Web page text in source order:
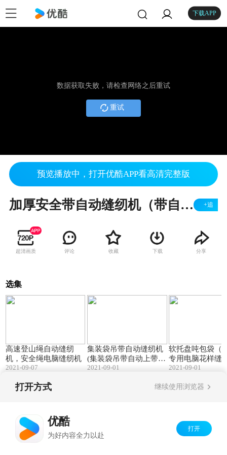
下载APP
数据获取失败，请检查网络之后重试
重试
预览播放中，打开优酷APP看高清完整版
加厚安全带自动缝纫机（带自动剪线的特厚料电脑花样机） +追
超清画质 评论 收藏 下载 分享
选集
高速登山绳自动缝纫
机，安全绳电脑缝纫机
2021-09-07
集装袋吊带自动缝纫机
(集装袋吊带自动上带缝
纫机)
2021-09-01
软托盘吨包袋（
专用电脑花样缝
2021-09-01
打开方式 继续使用浏览器
优酷
为好内容全力以赴
打开